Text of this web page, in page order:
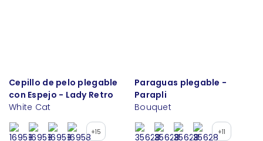
Cepillo de pelo plegable
con Espejo - Lady Retro
White Cat
+15
Paraguas plegable -
Parapli
Bouquet
+11